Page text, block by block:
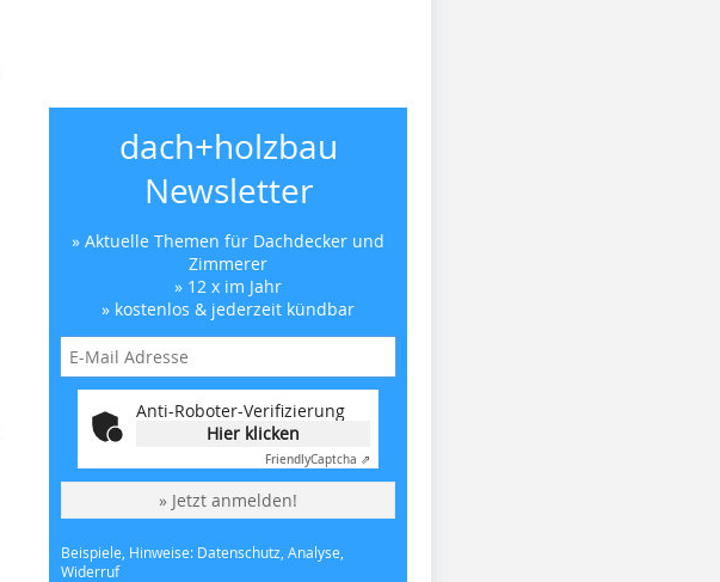
dach+holzbau
Newsletter
» Aktuelle Themen für Dachdecker und
Zimmerer
» 12 x im Jahr
» kostenlos & jederzeit kündbar
Anti-Roboter-Verifizierung
Hier klicken
FriendlyCaptcha ⇗
» Jetzt anmelden!
Beispiele, Hinweise: Datenschutz, Analyse,
Widerruf